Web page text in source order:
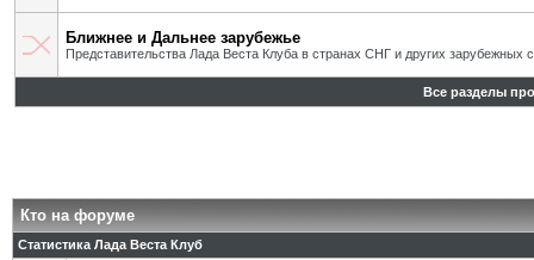
Ближнее и Дальнее зарубежье
Представительства Лада Веста Клуба в странах СНГ и других зарубежных
Все разделы
Кто на форуме
Статистика Лада Веста Клуб